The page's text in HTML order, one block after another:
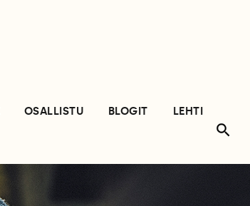
OSALLISTU BLOGIT
LEHTI